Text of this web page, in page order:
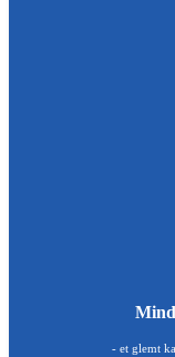
- et glemt